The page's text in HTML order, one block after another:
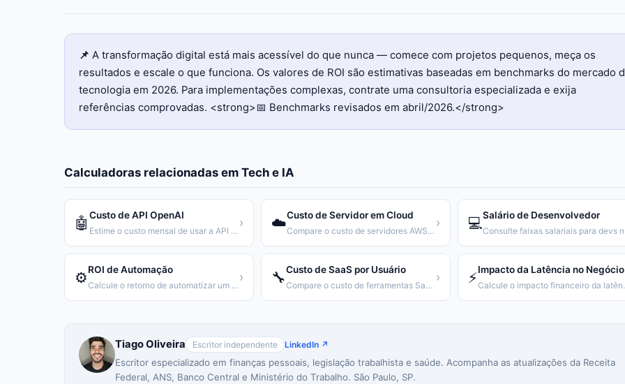
📌 A transformação digital está mais acessível do que nunca — comece com projetos pequenos, meça os
resultados e escale o que funciona. Os valores de ROI são estimativas baseadas em benchmarks do mercado
tecnologia em 2026. Para implementações complexas, contrate uma consultoria especializada e exija
referências comprovadas. <strong>📅 Benchmarks revisados em abril/2026.</strong>
Calculadoras relacionadas em Tech e IA
🤖 Custo de API OpenAI
Estime o custo mensal de usar a API da OpenAI
› ☁️Custo de Servidor em Cloud
Compare o custo de servidores AWS, GCP e Azure
› 💻Salário de Desenvolvedor
⚙️ROI de Automação
Calcule o retorno de automatizar um processo repetitivo
› 🔧Custo de SaaS por Usuário
Compare o custo de ferramentas SaaS por usuário ao ano
› ⚡Impacto da Latência no Negócio
Calcule o
Tiago Oliveira Escritor independente LinkedIn ↗
Escritor especializado em finanças pessoais, legislação trabalhista e saúde. Acompanha as atualizações da Receita
Federal, ANS, Banco Central e Ministério do Trabalho. São Paulo, SP.